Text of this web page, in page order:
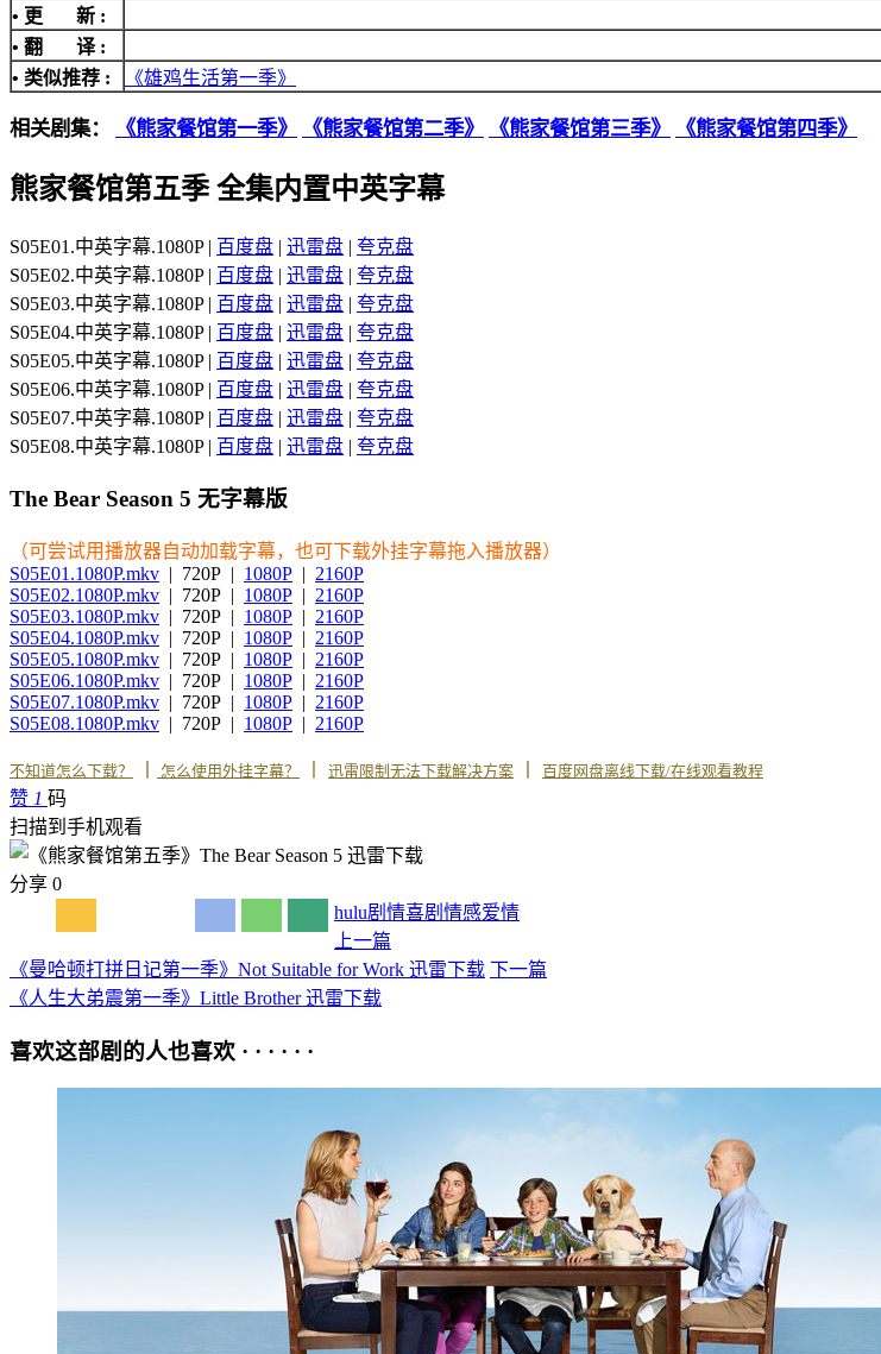
• 更 新 :
• 翻 译 :
• 类似推荐 :
《雄鸡生活第一季》
相关剧集： 《熊家餐馆第一季》 《熊家餐馆第二季》 《熊家餐馆第三季》 《熊家餐馆第四季》
熊家餐馆第五季 全集内置中英字幕
S05E01.中英字幕.1080P | 百度盘 | 迅雷盘 | 夸克盘
S05E02.中英字幕.1080P | 百度盘 | 迅雷盘 | 夸克盘
S05E03.中英字幕.1080P | 百度盘 | 迅雷盘 | 夸克盘
S05E04.中英字幕.1080P | 百度盘 | 迅雷盘 | 夸克盘
S05E05.中英字幕.1080P | 百度盘 | 迅雷盘 | 夸克盘
S05E06.中英字幕.1080P | 百度盘 | 迅雷盘 | 夸克盘
S05E07.中英字幕.1080P | 百度盘 | 迅雷盘 | 夸克盘
S05E08.中英字幕.1080P | 百度盘 | 迅雷盘 | 夸克盘
The Bear Season 5 无字幕版
（可尝试用播放器自动加载字幕，也可下载外挂字幕拖入播放器）
S05E01.1080P.mkv | 720P | 1080P | 2160P
S05E02.1080P.mkv | 720P | 1080P | 2160P
S05E03.1080P.mkv | 720P | 1080P | 2160P
S05E04.1080P.mkv | 720P | 1080P | 2160P
S05E05.1080P.mkv | 720P | 1080P | 2160P
S05E06.1080P.mkv | 720P | 1080P | 2160P
S05E07.1080P.mkv | 720P | 1080P | 2160P
S05E08.1080P.mkv | 720P | 1080P | 2160P
不知道怎么下载？ 怎么使用外挂字幕？ 迅雷限制无法下载解决方案 百度网盘离线下载/在线观看教程
赞 1 码
扫描到手机观看
分享 0
hulu剧情喜剧 情感爱情
上一篇
《曼哈顿打拼日记第一季》Not Suitable for Work 迅雷下载 下一篇
《人生大弟震第一季》Little Brother 迅雷下载
喜欢这部剧的人也喜欢 · · · · · ·